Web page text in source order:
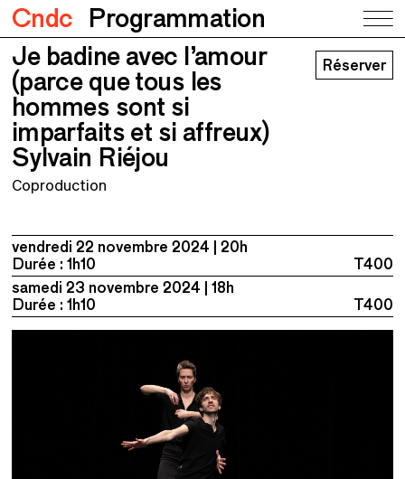
Cndc Programmation
Je badine avec l’amour (parce que tous
les hommes sont si imparfaits et si
affreux)
Sylvain Riéjou
Je badine avec l’amour
(parce que tous les
hommes sont si
imparfaits et si affreux)
Sylvain Riéjou
Réserver
Coproduction
vendredi 22 novembre 2024
20h
Durée : 1h10
T400
samedi 23 novembre 2024
18h
Durée : 1h10
T400